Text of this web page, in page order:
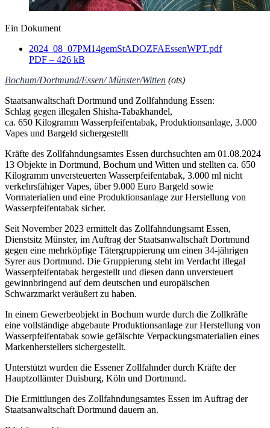
Ein Dokument
2024_08_07PM14gemStADOZFAEssenWPT.pdf
PDF – 426 kB
Bochum/Dortmund/Essen/ Münster/Witten (ots)
Staatsanwaltschaft Dortmund und Zollfahndung Essen:
Schlag gegen illegalen Shisha-Tabakhandel,
ca. 650 Kilogramm Wasserpfeifentabak, Produktionsanlage, 3.000
Vapes und Bargeld sichergestellt
Kräfte des Zollfahndungsamtes Essen durchsuchten am 01.08.2024
13 Objekte in Dortmund, Bochum und Witten und stellten ca. 650
Kilogramm unversteuerten Wasserpfeifentabak, 3.000 ml nicht
verkehrsfähiger Vapes, über 9.000 Euro Bargeld sowie
Vormaterialien und eine Produktionsanlage zur Herstellung von
Wasserpfeifentabak sicher.
Seit November 2023 ermittelt das Zollfahndungsamt Essen,
Dienstsitz Münster, im Auftrag der Staatsanwaltschaft Dortmund
gegen eine mehrköpfige Tätergruppierung um einen 34-jährigen
Syrer aus Dortmund. Die Gruppierung steht im Verdacht illegal
Wasserpfeifentabak hergestellt und diesen dann unversteuert
gewinnbringend auf dem deutschen und europäischen
Schwarzmarkt veräußert zu haben.
In einem Gewerbeobjekt in Bochum wurde durch die Zollkräfte
eine vollständige abgebaute Produktionsanlage zur Herstellung von
Wasserpfeifentabak sowie gefälschte Verpackungsmaterialien eines
Markenherstellers sichergestellt.
Unterstützt wurden die Essener Zollfahnder durch Kräfte der
Hauptzollämter Duisburg, Köln und Dortmund.
Die Ermittlungen des Zollfahndungsamtes Essen im Auftrag der
Staatsanwaltschaft Dortmund dauern an.